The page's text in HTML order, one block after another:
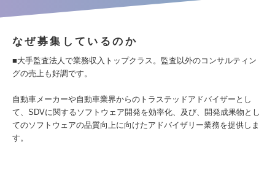
なぜ募集しているのか
■大手監査法人で業務収入トップクラス。監査以外のコンサルティン
グの売上も好調です。
自動車メーカーや自動車業界からのトラステッドアドバイザーとし
て、SDVに関するソフトウェア開発を効率化、及び、開発成果物とし
てのソフトウェアの品質向上に向けたアドバイザリー業務を提供しま
す。